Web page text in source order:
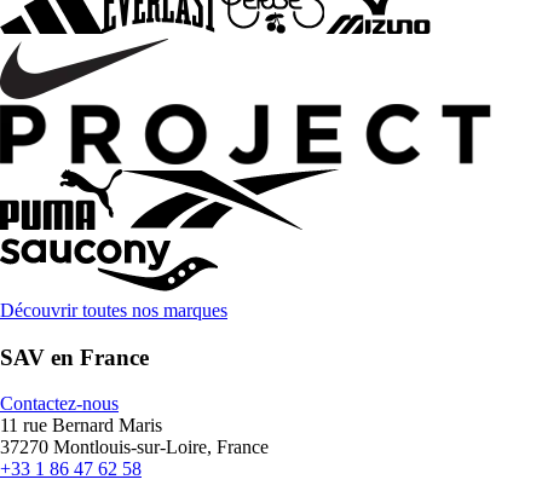
Découvrir toutes nos marques
SAV en France
Contactez-nous
11 rue Bernard Maris
37270 Montlouis-sur-Loire, France
+33 1 86 47 62 58